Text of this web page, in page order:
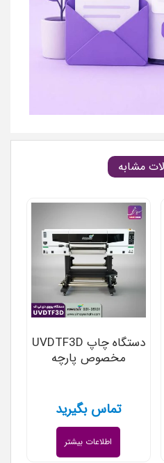
مشابه
دستگاه چاپ UVDTF3D
مخصوص پارچه
تماس بگیرید
اطلاعات بیشتر